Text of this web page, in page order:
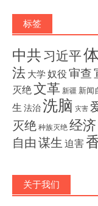
标签
中共习近平
法 大学 奴役 审查
灭绝文革 新疆 新闻
生 法治洗脑 灾害
灭绝 种族灭绝 经济
自由 谋生 迫害
关于我们